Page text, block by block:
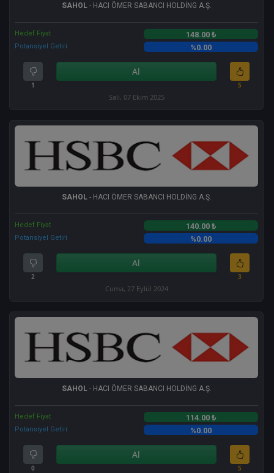
SAHOL- HACI ÖMER SABANCI HOLDİNG A.Ş.
Hedef Fiyat 148.00 ₺
Potansiyel Getiri %0.00
1
Al
5
Salı, 07 Ekim 2025
SAHOL- HACI ÖMER SABANCI HOLDİNG A.Ş.
Hedef Fiyat 140.00 ₺
Potansiyel Getiri %0.00
2
Al
3
Cuma, 27 Eylül 2024
SAHOL- HACI ÖMER SABANCI HOLDİNG A.Ş.
Hedef Fiyat 114.00 ₺
Potansiyel Getiri %0.00
0
Al
5